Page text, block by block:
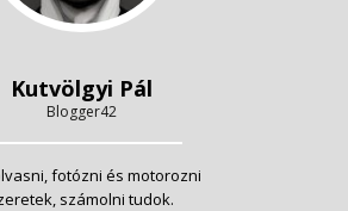
Kutvölgyi Pál
Blogger42
fotózni és motorozni
számolni tudok.